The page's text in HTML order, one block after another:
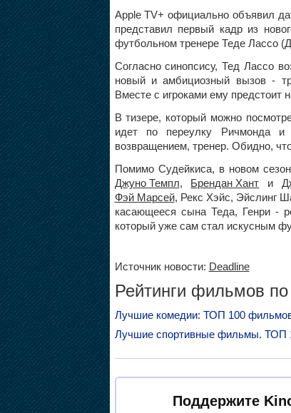
Apple TV+ официально объявил
представил первый кадр из
футбольном тренере Теде Лассо (
Согласно синопсису, Тед Лассо
новый и амбициозный вызов -
Вместе с игроками ему предстоит
В тизере, который можно
идет по переулку Ричмонда и
возвращением, тренер. Обидно,
Помимо Судейкиса, в новом
Джуно Темпл, Брендан Хант и
Фэй Марсей, Рекс Хэйс, Эйслинг
касающееся сына Теда, Генри -
который уже сам стал искусным
Источник новости: Deadline
Рейтинги фильмов
Лучшие комедии: ТОП 100 фильмов
Лучшие спортивные фильмы. ТОП
Поддержите